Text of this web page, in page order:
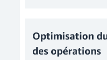
Optimisation
des opérations